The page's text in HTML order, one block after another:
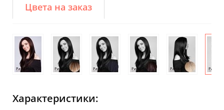
Цвета на заказ
Характеристики: